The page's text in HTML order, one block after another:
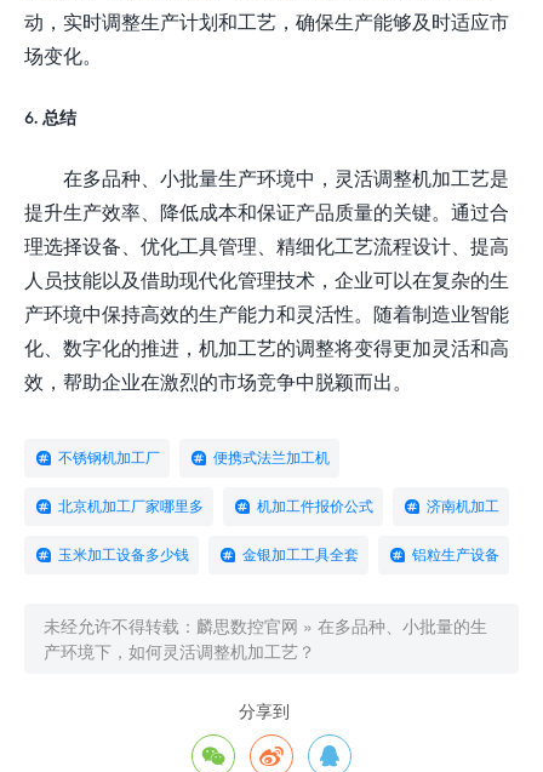
动，实时调整生产计划和工艺，确保生产能够及时适应市
场变化。
6. 总结
在多品种、小批量生产环境中，灵活调整机加工艺是
提升生产效率、降低成本和保证产品质量的关键。通过合
理选择设备、优化工具管理、精细化工艺流程设计、提高
人员技能以及借助现代化管理技术，企业可以在复杂的生
产环境中保持高效的生产能力和灵活性。随着制造业智能
化、数字化的推进，机加工艺的调整将变得更加灵活和高
效，帮助企业在激烈的市场竞争中脱颖而出。
不锈钢机加工厂 便携式法兰加工机
北京机加工厂家哪里多 机加工件报价公式 济南机加工
玉米加工设备多少钱 金银加工工具全套 铝粒生产设备
未经允许不得转载： 麟思数控官网 » 在多品种、小批量的生
产环境下，如何灵活调整机加工艺？
分享到
  